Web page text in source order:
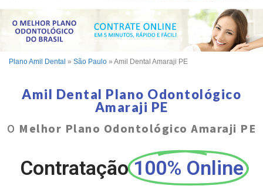
Plano Amil Dental » São Paulo » Amil Dental Amaraji PE
Amil Dental Plano Odontológico
Amaraji PE
O Melhor Plano Odontológico Amaraji PE
Contratação 100% Online